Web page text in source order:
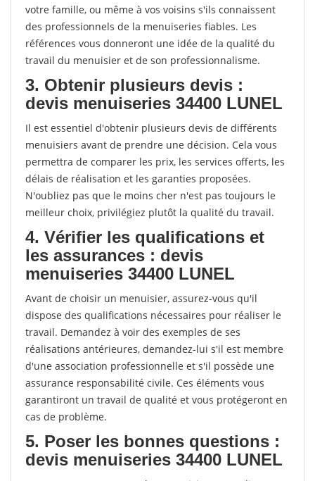
votre famille, ou même à vos voisins s'ils connaissent
des professionnels de la menuiseries fiables. Les
références vous donneront une idée de la qualité du
travail du menuisier et de son professionnalisme.
3. Obtenir plusieurs devis :
devis menuiseries 34400 LUNEL
Il est essentiel d'obtenir plusieurs devis de différents
menuisiers avant de prendre une décision. Cela vous
permettra de comparer les prix, les services offerts, les
délais de réalisation et les garanties proposées.
N'oubliez pas que le moins cher n'est pas toujours le
meilleur choix, privilégiez plutôt la qualité du travail.
4. Vérifier les qualifications et
les assurances : devis
menuiseries 34400 LUNEL
Avant de choisir un menuisier, assurez-vous qu'il
dispose des qualifications nécessaires pour réaliser le
travail. Demandez à voir des exemples de ses
réalisations antérieures, demandez-lui s'il est membre
d'une association professionnelle et s'il possède une
assurance responsabilité civile. Ces éléments vous
garantiront un travail de qualité et vous protégeront en
cas de problème.
5. Poser les bonnes questions :
devis menuiseries 34400 LUNEL